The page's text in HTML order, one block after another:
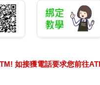
如接獲電話要求您前往